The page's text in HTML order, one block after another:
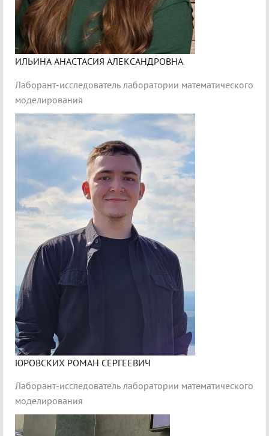
ИЛЬИНА АНАСТАСИЯ АЛЕКСАНДРОВНА
Лаборант-исследователь лаборатории математического
моделирования
ЮРОВСКИХ РОМАН СЕРГЕЕВИЧ
Лаборант-исследователь лаборатории математического
моделирования